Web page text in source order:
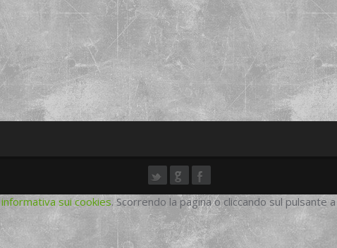
informativa sui cookies. Scorrendo la pagina o cliccando sul pulsante a